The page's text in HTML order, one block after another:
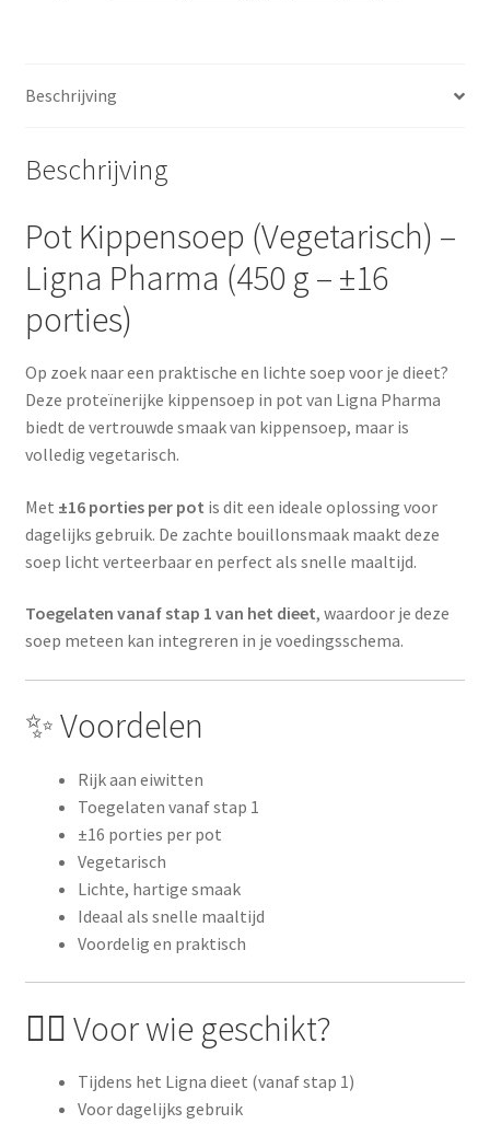
–
hoeveelheid
Beschrijving
Beschrijving
Pot Kippensoep (Vegetarisch) –
Ligna Pharma (450 g – ±16
porties)
Op zoek naar een praktische en lichte soep voor je dieet?
Deze proteïnerijke kippensoep in pot van Ligna Pharma
biedt de vertrouwde smaak van kippensoep, maar is
volledig vegetarisch.
Met ±16 porties per pot is dit een ideale oplossing voor
dagelijks gebruik. De zachte bouillonsmaak maakt deze
soep licht verteerbaar en perfect als snelle maaltijd.
Toegelaten vanaf stap 1 van het dieet, waardoor je deze
soep meteen kan integreren in je voedingsschema.
✨ Voordelen
Rijk aan eiwitten
Toegelaten vanaf stap 1
±16 porties per pot
Vegetarisch
Lichte, hartige smaak
Ideaal als snelle maaltijd
Voordelig en praktisch
👩‍⚕️ Voor wie geschikt?
Tijdens het Ligna dieet (vanaf stap 1)
Voor dagelijks gebruik